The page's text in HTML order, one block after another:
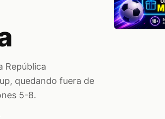
República
quedando fuera de
5-8.